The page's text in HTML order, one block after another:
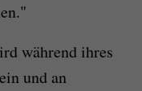
während ihres
und an